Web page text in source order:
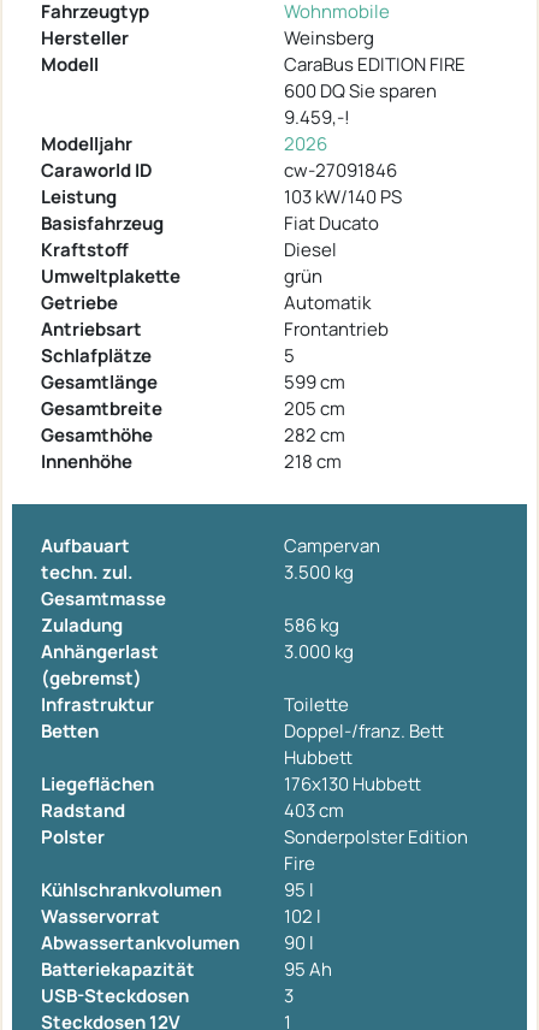
Fahrzeugtyp
Wohnmobile
Hersteller
Weinsberg
Modell
CaraBus EDITION FIRE
600 DQ Sie sparen
9.459,-!
Modelljahr
2026
Caraworld ID
cw-27091846
Leistung
103 kW/140 PS
Basisfahrzeug
Fiat Ducato
Kraftstoff
Diesel
Umweltplakette
grün
Getriebe
Automatik
Antriebsart
Frontantrieb
Schlafplätze
5
Gesamtlänge
599 cm
Gesamtbreite
205 cm
Gesamthöhe
282 cm
Innenhöhe
218 cm
Aufbauart
Campervan
techn. zul.
Gesamtmasse
3.500 kg
Zuladung
586 kg
Anhängerlast
(gebremst)
3.000 kg
Infrastruktur
Toilette
Betten
Doppel-/franz. Bett
Hubbett
Liegeflächen
176x130 Hubbett
Radstand
403 cm
Polster
Sonderpolster Edition
Fire
Kühlschrankvolumen
95 l
Wasservorrat
102 l
Abwassertankvolumen
90 l
Batteriekapazität
95 Ah
USB-Steckdosen
3
Steckdosen 12V
1